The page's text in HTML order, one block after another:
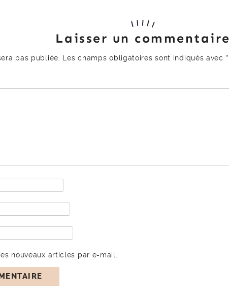
Laisser un commentaire
pas publiée. Les champs obligatoires sont indiqués avec *
nouveaux articles par e-mail.